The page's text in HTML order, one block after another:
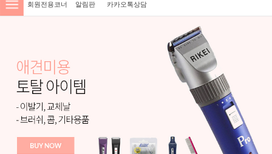
회원전용코너 알림판 카카오톡상담